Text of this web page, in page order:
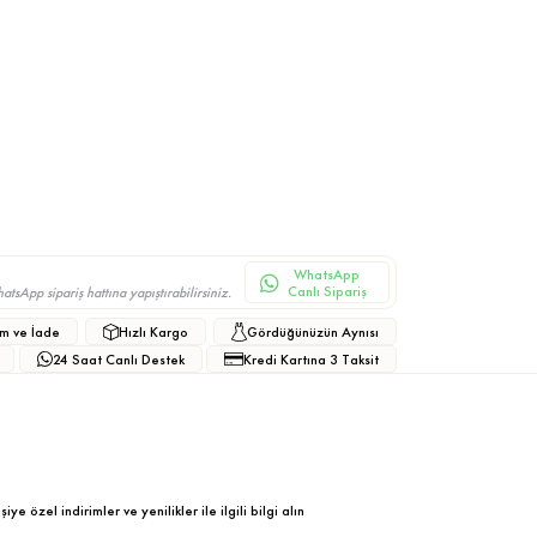
sipariş hattına yapıştırabilirsiniz.
WhatsApp
Canlı Sipariş
ve İade Hızlı Kargo
Gördüğünüzün Aynısı
24 Saat Canlı Destek
Kredi Kartına 3 Taksit
özel indirimler ve yenilikler ile ilgili bilgi alın